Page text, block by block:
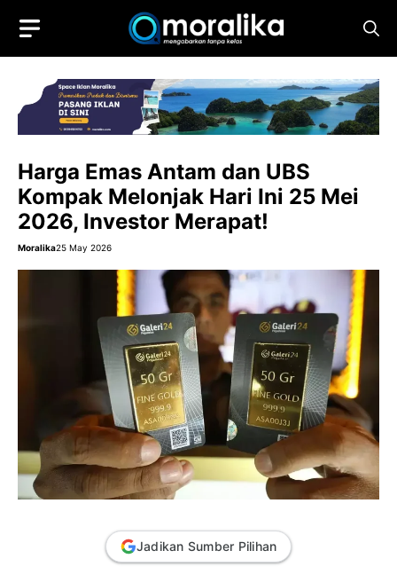
content
Harga Emas Antam dan UBS
Kompak Melonjak Hari Ini 25 Mei
2026, Investor Merapat!
Moralika25 May 2026
Jadikan Sumber Pilihan